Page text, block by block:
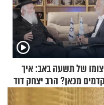
של תשעה באב: איך
מכאן? הרב יצחק דוד
בשיחה מיוחדת